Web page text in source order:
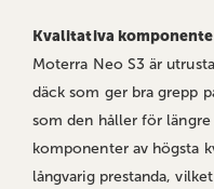
Kvalitativa
Moterra Neo S3 är
däck som ger bra grepp
som den håller för längre
komponenter av högsta
långvarig prestanda,